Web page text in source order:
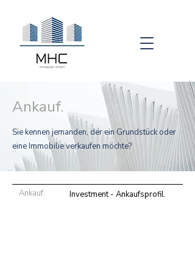
Ankauf.
Sie kennen jemanden, der ein Grundstück oder
eine Immobilie verkaufen möchte?
Ankauf. Investment - Ankaufsprofil.